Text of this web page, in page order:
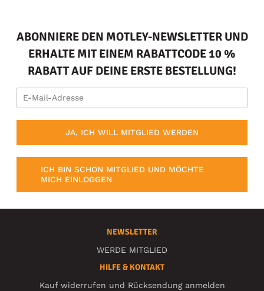
ABONNIERE DEN MOTLEY-NEWSLETTER UND
ERHALTE MIT EINEM RABATTCODE 10 %
RABATT AUF DEINE ERSTE BESTELLUNG!
JA, ICH WILL MITGLIED WERDEN
ICH BIN SCHON MITGLIED UND MÖCHTE
MICH EINLOGGEN
NEWSLETTER
WERDE MITGLIED
HILFE & KONTAKT
Kauf widerrufen und Rücksendung anmelden